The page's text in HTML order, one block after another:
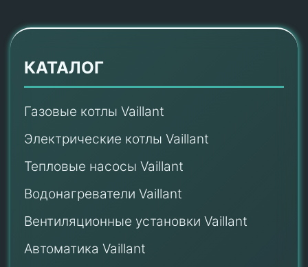
КАТАЛОГ
Газовые котлы Vaillant
Электрические котлы Vaillant
Тепловые насосы Vaillant
Водонагреватели Vaillant
Вентиляционные установки Vaillant
Автоматика Vaillant